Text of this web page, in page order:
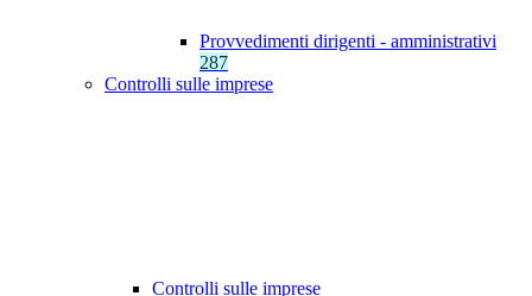
Provvedimenti dirigenti - amministrativi
287
Controlli sulle imprese
Controlli sulle imprese